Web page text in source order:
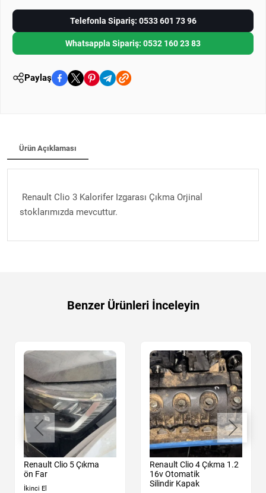
Telefonla Sipariş: 0533 601 73 96
Whatsappla Sipariş: 0532 160 23 83
Paylaş
Ürün Açıklaması
Renault Clio 3 Kalorifer Izgarası Çıkma Orjinal
stoklarımızda mevcuttur.
Benzer Ürünleri İnceleyin
Renault Clio 5 Çıkma
ön Far
İkinci El
Renault Clio 4 Çıkma 1.2
16v Otomatik
Silindir Kapak